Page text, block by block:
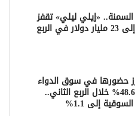
«إيلي ليلي» تقفز
بإيراداتها 48% إلى 23 مليار دولار في الربع
حضورها في سوق الدواء
السعودي بنمو 48.6% خلال الربع الثاني..
إلى 1.1%